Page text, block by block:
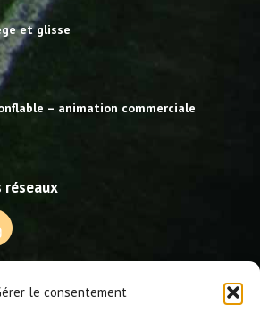
le consentement
et glisse
– animation commerciale
réseaux
BDE